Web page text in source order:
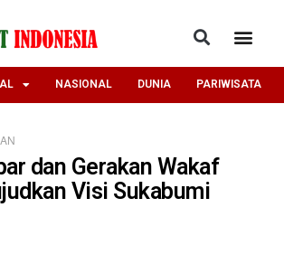
NASIONAL DUNIA PARIWISATA
dan Gerakan Wakaf
Visi Sukabumi